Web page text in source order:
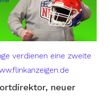
verdienen eine zweite
neuer